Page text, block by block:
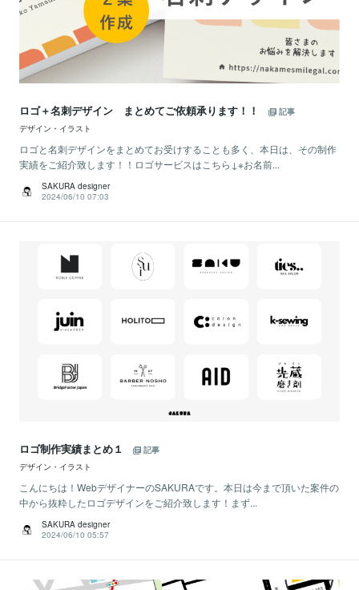
ロゴ＋名刺デザイン まとめてご依頼承ります！！
記事
デザイン・イラスト
ロゴと名刺デザインをまとめてお受けすることも多く、本日は、その制作
実績をご紹介致します！！ロゴサービスはこちら↓※お名前...
SAKURA designer
2024/06/10 07:03
ロゴ制作実績まとめ１
記事
デザイン・イラスト
こんにちは！WebデザイナーのSAKURAです。本日は今まで頂いた案件の
中から抜粋したロゴデザインをご紹介致します！まず...
SAKURA designer
2024/06/10 05:57